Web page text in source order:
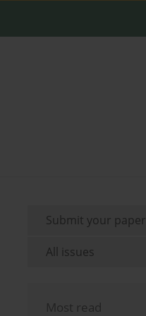
Submit your paper
All issues
Most read